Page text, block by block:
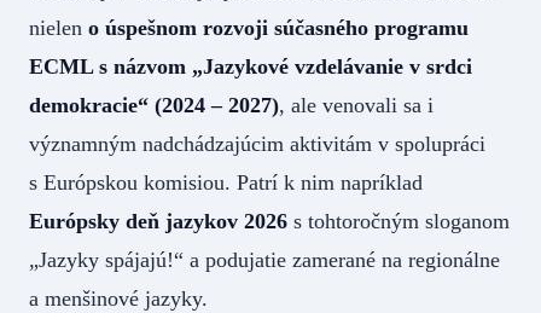
nielen o úspešnom rozvoji súčasného programu
ECML s názvom „Jazykové vzdelávanie v srdci
demokracie“ (2024 – 2027), ale venovali sa i
významným nadchádzajúcim aktivitám v spolupráci
s Európskou komisiou. Patrí k nim napríklad
Európsky deň jazykov 2026 s tohtoročným sloganom
„Jazyky spájajú!“ a podujatie zamerané na regionálne
a menšinové jazyky.